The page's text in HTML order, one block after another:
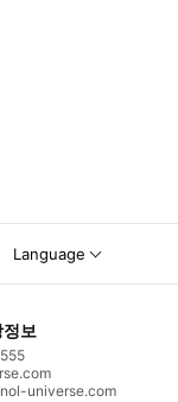
Language
보
universe.com